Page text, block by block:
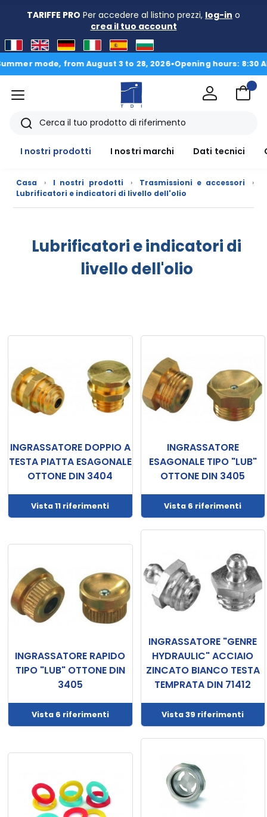
TARIFFE PRO Per accedere al listino prezzi, log-in o
crea il tuo account
mode, from August 3 to 28, 2026 •Opening hours: 8:30 AM –
nostri
Dati
tecnici
Documentazione
Il
mio
account
Il
carrello
Contatto
Menu
Ricerca
I nostri prodotti
I nostri marchi Dati tecnici
Casa › I nostri prodotti › Trasmissioni e accessori
›
Lubrificatori e indicatori di livello dell'olio
Lubrificatori e indicatori di
livello dell'olio
INGRASSATORE DOPPIO A
TESTA PIATTA ESAGONALE
OTTONE DIN 3404
Vista 11 riferimenti
INGRASSATORE
ESAGONALE TIPO "LUB"
OTTONE DIN 3405
Vista 6 riferimenti
INGRASSATORE RAPIDO
TIPO "LUB" OTTONE DIN
3405
Vista 6 riferimenti
INGRASSATORE "GENRE
HYDRAULIC" ACCIAIO
ZINCATO BIANCO TESTA
TEMPRATA DIN 71412
Vista 39 riferimenti